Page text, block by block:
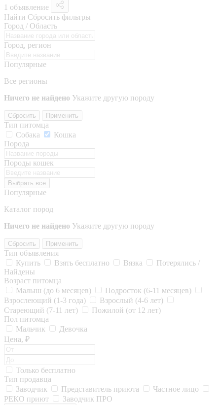
1 объявление
Найти Сбросить фильтры
Город / Область
Город, регион
Популярные
Все регионы
Ничего не найдено Укажите другую породу
Сбросить Применить
Тип питомца
Собака
Кошка
Порода
Породы кошек
Выбрать все
Популярные
Каталог пород
Ничего не найдено Укажите другую породу
Сбросить Применить
Тип объявления
Купить
Взять бесплатно Вязка
Потерялись /
Найдены
Возраст питомца
Малыш (до 6 месяцев)
Подросток (6-11 месяцев)
Взрослеющий (1-3 года)
Взрослый (4-6 лет)
Стареющий (7-11 лет)
Пожилой (от 12 лет)
Пол питомца
Мальчик
Девочка
Цена, ₽
Только бесплатно
Тип продавца
Заводчик
Представитель приюта
Частное лицо
РЕКО приют
Заводчик ПРО